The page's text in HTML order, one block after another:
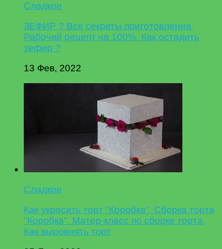
Сладкое
ЗЕФИР ? Все секреты приготовления.
Рабочий рецепт на 100%. Как остадить
зефир ?
13 Фев, 2022
Сладкое
Как украсить торт "Коробка". Сборка торта
"Коробка". Матер-класс по сборке торта.
Как выровнять торт